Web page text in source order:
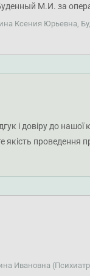
М.И. за
Ксения Юрьевна,
і довіру до нашої
якість проведення
Ивановна